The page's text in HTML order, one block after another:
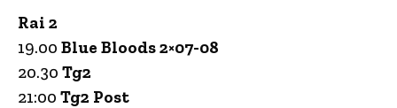
Rai 2
19.00 Blue Bloods 2×07-08
20.30 Tg2
21:00 Tg2 Post